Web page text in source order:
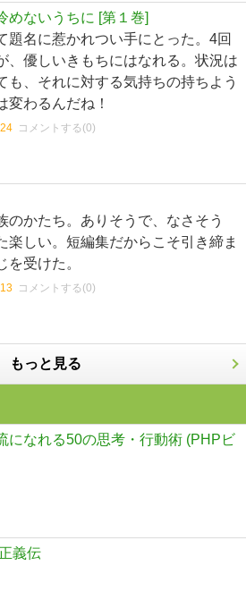
めないうちに [第１巻]
題名に惹かれつい手にとった。4回
、優しいきもちにはなれる。状況は
も、それに対する気持ちの持ちよう
変わるんだね！
コメントする(0)
のかたち。ありそうで、なさそう
楽しい。短編集だからこそ引き締ま
を受けた。
コメントする(0)
もっと見る
になれる50の思考・行動術 (PHPビ
義伝